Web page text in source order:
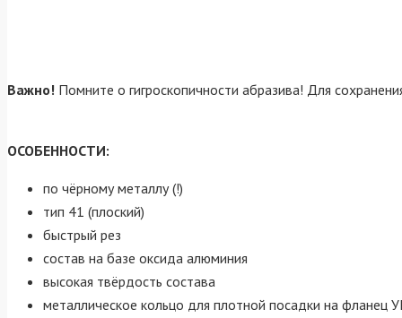
Важно! Помните о гигроскопичности абразива! Для
ОСОБЕННОСТИ:
по чёрному металлу (!)
тип 41 (плоский)
быстрый рез
состав на базе оксида алюминия
высокая твёрдость состава
металлическое кольцо для плотной посадки на фланец